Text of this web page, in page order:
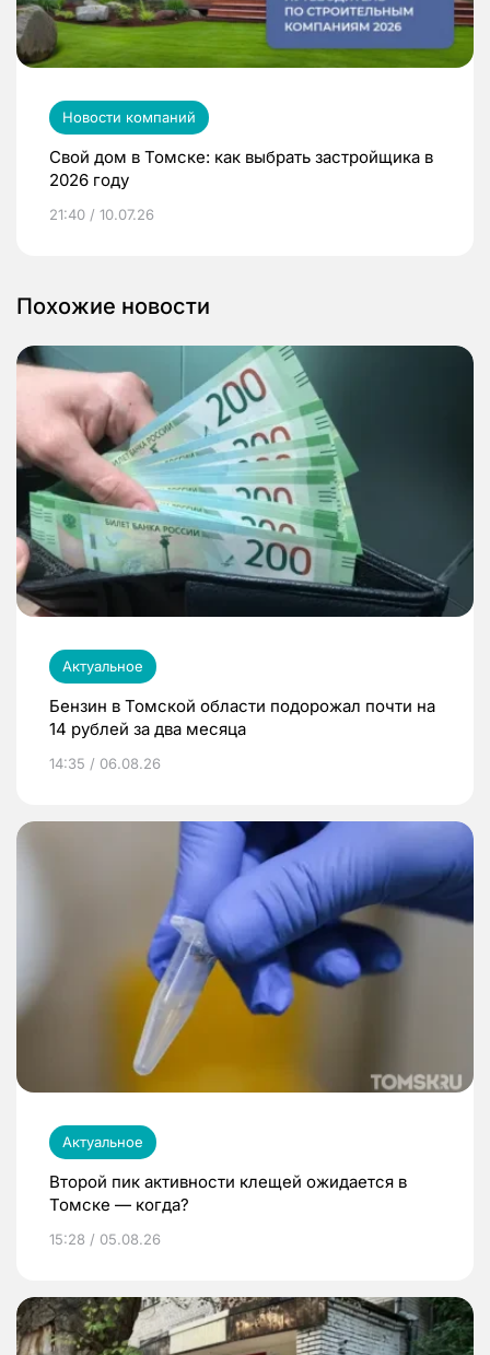
Новости компаний
Свой дом в Томске: как выбрать застройщика в
2026 году
21:40 / 10.07.26
Похожие новости
Актуальное
Бензин в Томской области подорожал почти на
14 рублей за два месяца
14:35 / 06.08.26
Актуальное
Второй пик активности клещей ожидается в
Томске — когда?
15:28 / 05.08.26